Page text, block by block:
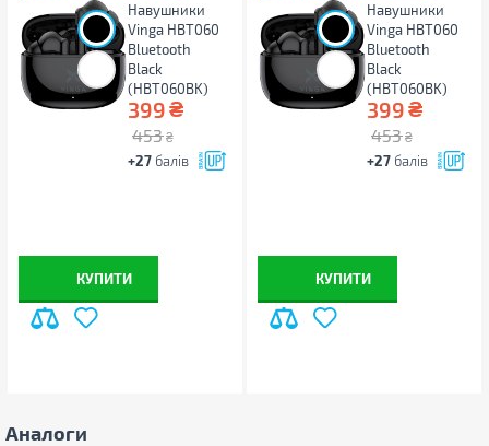
Навушники
Vinga HBT060
Bluetooth
Black
(HBT060BK)
399₴
453 ₴
+27 балів
КУПИТИ
Навушники
Vinga HBT060
Bluetooth
Black
(HBT060BK)
399₴
453 ₴
+27 балів
КУПИТИ
Аналоги